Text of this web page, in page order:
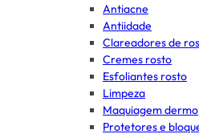
Antiacne
Antiidade
Clareadores de
Cremes rosto
Esfoliantes rosto
Limpeza
Maquiagem dermo
Protetores e